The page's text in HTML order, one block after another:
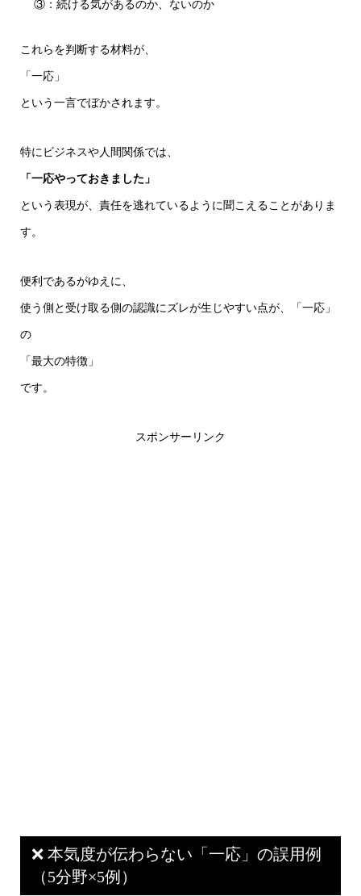
③：続ける気があるのか、ないのか
これらを判断する材料が、
「一応」
という一言でぼかされます。
特にビジネスや人間関係では、
「一応やっておきました」
という表現が、責任を逃れているように聞こえることがありま
す。
便利であるがゆえに、
使う側と受け取る側の認識にズレが生じやすい点が、「一応」
の
「最大の特徴」
です。
スポンサーリンク
❌ 本気度が伝わらない「一応」の誤用例
（5分野×5例）